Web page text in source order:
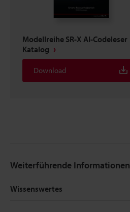
Modellreihe SR-X AI-Codeleser
Katalog
Download
Weiterführende Informationen
Wissenswertes